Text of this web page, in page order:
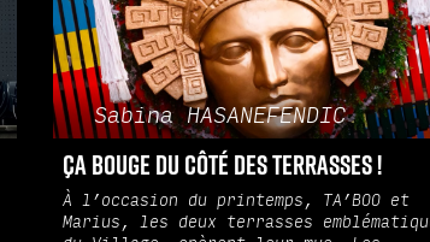
Sabina HASANEFENDIC
Ça bouge du côté des terrasses !
À l’occasion du printemps, TA’BOO et
Marius, les deux terrasses